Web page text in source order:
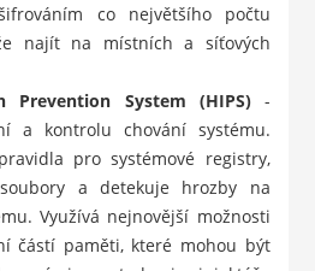
co největšího počtu
najít na místních a síťových
Prevention System (HIPS)-
a kontrolu chování systému.
pro systémové registry,
a detekuje hrozby na
Využívá nejnovější možnosti
částí paměti, které mohou být